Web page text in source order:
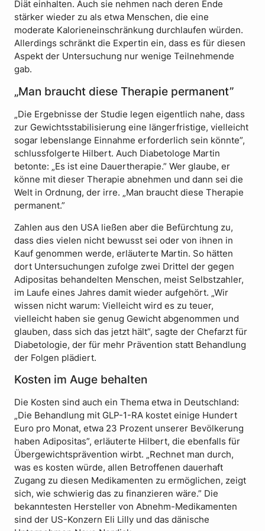
Diät einhalten. Auch sie nehmen nach deren Ende
stärker wieder zu als etwa Menschen, die eine
moderate Kalorieneinschränkung durchlaufen würden.
Allerdings schränkt die Expertin ein, dass es für diesen
Aspekt der Untersuchung nur wenige Teilnehmende
gab.
„Man braucht diese Therapie permanent”
„Die Ergebnisse der Studie legen eigentlich nahe, dass
zur Gewichtsstabilisierung eine längerfristige, vielleicht
sogar lebenslange Einnahme erforderlich sein könnte”,
schlussfolgerte Hilbert. Auch Diabetologe Martin
betonte: „Es ist eine Dauertherapie.” Wer glaube, er
könne mit dieser Therapie abnehmen und dann sei die
Welt in Ordnung, der irre. „Man braucht diese Therapie
permanent.”
Zahlen aus den USA ließen aber die Befürchtung zu,
dass dies vielen nicht bewusst sei oder von ihnen in
Kauf genommen werde, erläuterte Martin. So hätten
dort Untersuchungen zufolge zwei Drittel der gegen
Adipositas behandelten Menschen, meist Selbstzahler,
im Laufe eines Jahres damit wieder aufgehört. „Wir
wissen nicht warum: Vielleicht wird es zu teuer,
vielleicht haben sie genug Gewicht abgenommen und
glauben, dass sich das jetzt hält”, sagte der Chefarzt für
Diabetologie, der für mehr Prävention statt Behandlung
der Folgen plädiert.
Kosten im Auge behalten
Die Kosten sind auch ein Thema etwa in Deutschland:
„Die Behandlung mit GLP-1-RA kostet einige Hundert
Euro pro Monat, etwa 23 Prozent unserer Bevölkerung
haben Adipositas”, erläuterte Hilbert, die ebenfalls für
Übergewichtsprävention wirbt. „Rechnet man durch,
was es kosten würde, allen Betroffenen dauerhaft
Zugang zu diesen Medikamenten zu ermöglichen, zeigt
sich, wie schwierig das zu finanzieren wäre.” Die
bekanntesten Hersteller von Abnehm-Medikamenten
sind der US-Konzern Eli Lilly und das dänische